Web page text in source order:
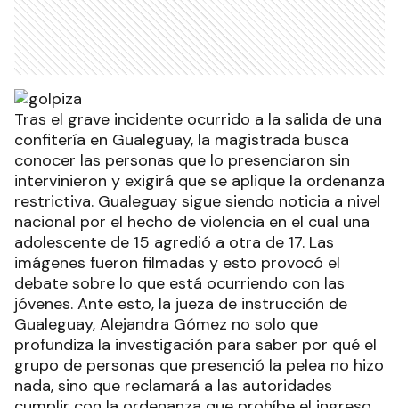
Tras el grave incidente ocurrido a la salida de una
confitería en Gualeguay, la magistrada busca
conocer las personas que lo presenciaron sin
intervinieron y exigirá que se aplique la ordenanza
restrictiva. Gualeguay sigue siendo noticia a nivel
nacional por el hecho de violencia en el cual una
adolescente de 15 agredió a otra de 17. Las
imágenes fueron filmadas y esto provocó el
debate sobre lo que está ocurriendo con las
jóvenes. Ante esto, la jueza de instrucción de
Gualeguay, Alejandra Gómez no solo que
profundiza la investigación para saber por qué el
grupo de personas que presenció la pelea no hizo
nada, sino que reclamará a las autoridades